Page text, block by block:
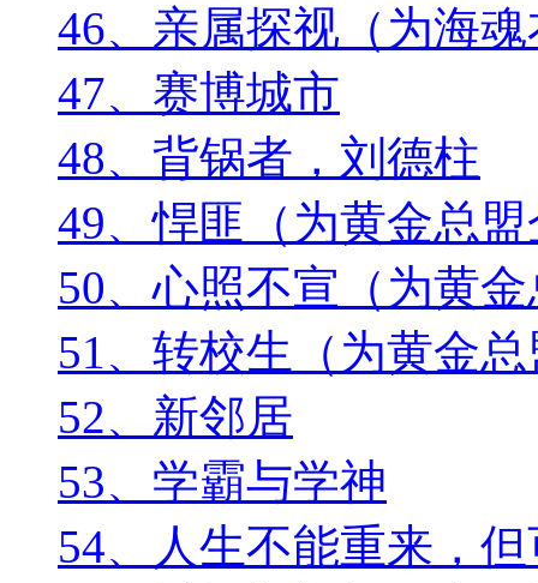
46、亲属探视（为海
47、赛博城市
48、背锅者，刘德柱
49、悍匪（为黄金总
50、心照不宣（为黄
51、转校生（为黄金
52、新邻居
53、学霸与学神
54、人生不能重来，